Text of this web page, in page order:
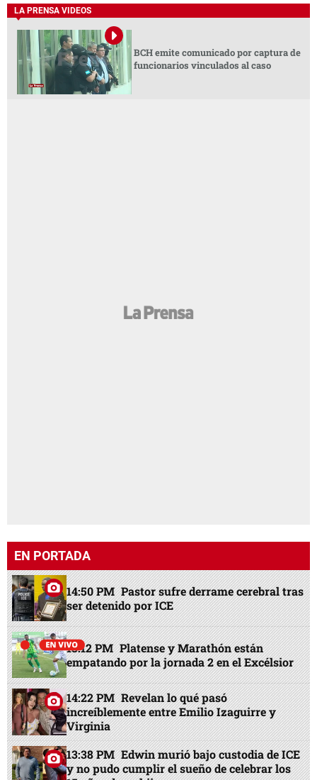
LA PRENSA VIDEOS
BCH emite comunicado por captura de
funcionarios vinculados al caso
EN PORTADA
14:50 PM Pastor sufre derrame cerebral tras
ser detenido por ICE
13:12 PM Platense y Marathón están
empatando por la jornada 2 en el Excélsior
14:22 PM Revelan lo qué pasó
increíblemente entre Emilio Izaguirre y
Virginia
13:38 PM Edwin murió bajo custodia de ICE
y no pudo cumplir el sueño de celebrar los